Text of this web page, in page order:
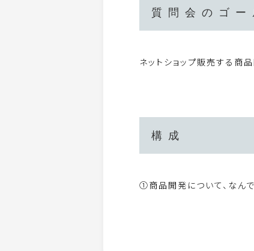
質問会のゴー
ネットショップ販売する商
構成
①商品開発について、なん